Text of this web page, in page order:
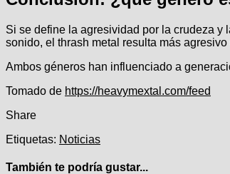
Si se define la agresividad por la crudeza y
sonido, el thrash metal resulta más
Ambos géneros han influenciado a
Navegación
de
entradas
Tomado de https://heavymextal.com/feed
Share
Etiquetas: Noticias
También te podría gustar...